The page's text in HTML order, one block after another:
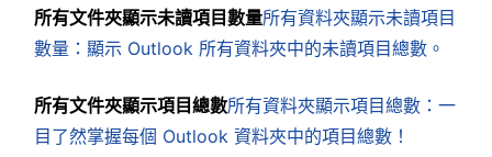
所有文件夾顯示未讀項目數量所有資料夾顯示未讀項目
數量：顯示 Outlook 所有資料夾中的未讀項目總數。
所有文件夾顯示項目總數所有資料夾顯示項目總數：一
目了然掌握每個 Outlook 資料夾中的項目總數！